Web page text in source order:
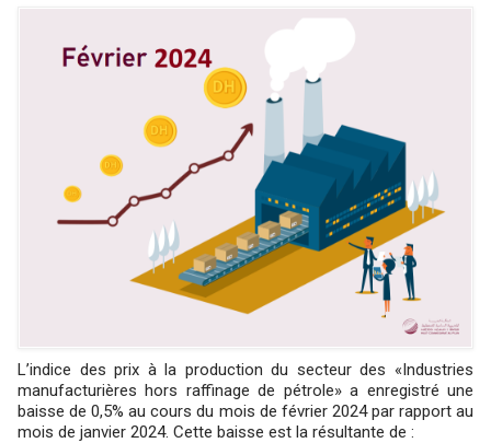
L’indice des prix à la production du secteur des «Industries
manufacturières hors raffinage de pétrole» a enregistré une
baisse de 0,5% au cours du mois de février 2024 par rapport au
mois de janvier 2024. Cette baisse est la résultante de :